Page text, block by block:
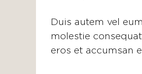
Duis autem vel
molestie
eros et accumsan